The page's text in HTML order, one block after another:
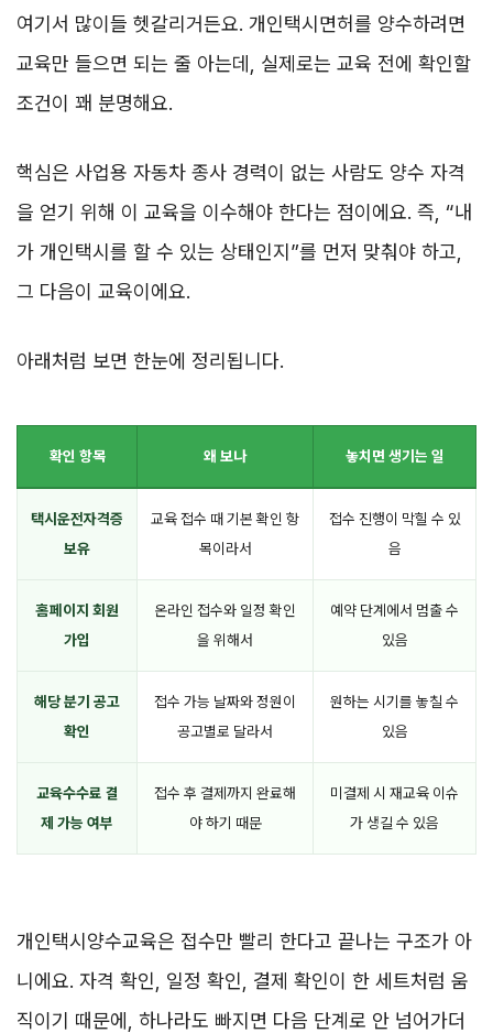
여기서 많이들 헷갈리거든요. 개인택시면허를 양수하려면
교육만 들으면 되는 줄 아는데, 실제로는 교육 전에 확인할
조건이 꽤 분명해요.
핵심은 사업용 자동차 종사 경력이 없는 사람도 양수 자격
을 얻기 위해 이 교육을 이수해야 한다는 점이에요. 즉, “내
가 개인택시를 할 수 있는 상태인지”를 먼저 맞춰야 하고,
그 다음이 교육이에요.
아래처럼 보면 한눈에 정리됩니다.
확인 항목 왜 보나 놓치면 생기는 일
택시운전자격증
보유
교육 접수 때 기본 확인 항
목이라서
접수 진행이 막힐 수 있
음
홈페이지 회원
가입
온라인 접수와 일정 확인
을 위해서
예약 단계에서 멈출 수
있음
해당 분기 공고
확인
접수 가능 날짜와 정원이
공고별로 달라서
원하는 시기를 놓칠 수
있음
교육수수료 결
제 가능 여부
접수 후 결제까지 완료해
야 하기 때문
미결제 시 재교육 이슈
가 생길 수 있음
개인택시양수교육은 접수만 빨리 한다고 끝나는 구조가 아
니에요. 자격 확인, 일정 확인, 결제 확인이 한 세트처럼 움
직이기 때문에, 하나라도 빠지면 다음 단계로 안 넘어가더